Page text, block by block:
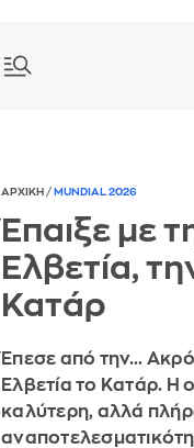
ΑΡΧΙΚΗ / MUNDIAL 2026
Έπαιξε με
Ελβετία,
Κατάρ
Έπεσε από την…
Ελβετία το Κατάρ. Η
καλύτερη, αλλά